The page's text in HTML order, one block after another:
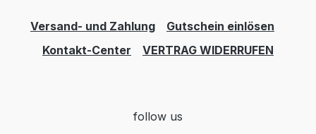
Versand- und Zahlung
Gutschein einlösen
Kontakt-Center
VERTRAG WIDERRUFEN
follow us